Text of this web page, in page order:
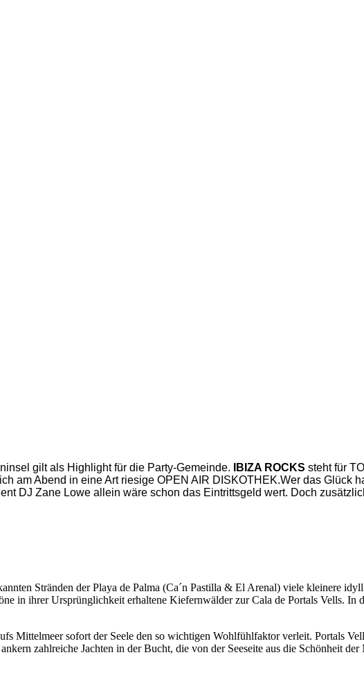
gilt als Highlight für die Party-Gemeinde. IBIZA ROCKS steht für
am Abend in eine Art riesige OPEN AIR DISKOTHEK.Wer das Glück
DJ Zane Lowe allein wäre schon das Eintrittsgeld wert. Doch
Stränden der Playa de Palma (Ca´n Pastilla & El Arenal) viele kleinere
in ihrer Ursprünglichkeit erhaltene Kiefernwälder zur Cala de Portals Vells. In
Mittelmeer sofort der Seele den so wichtigen Wohlfühlfaktor verleit. Portals
zahlreiche Jachten in der Bucht, die von der Seeseite aus die Schönheit